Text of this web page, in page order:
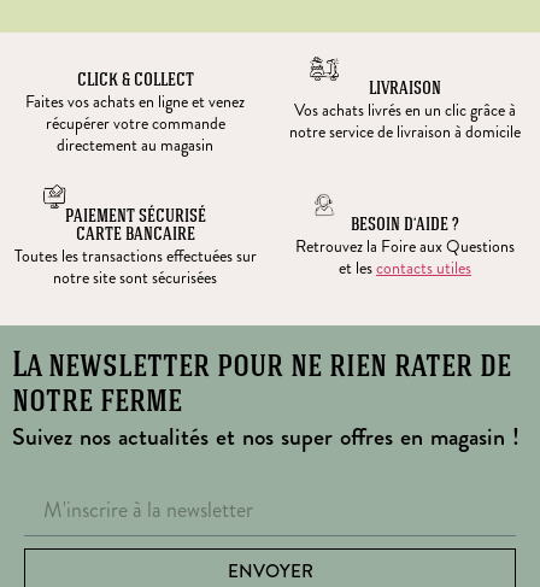
CLICK & COLLECT
Faites vos achats en ligne et venez
récupérer votre commande
directement au magasin
LIVRAISON
Vos achats livrés en un clic grâce à
notre service de livraison à domicile
PAIEMENT SÉCURISÉ
CARTE BANCAIRE
Toutes les transactions effectuées sur
notre site sont sécurisées
BESOIN D’AIDE ?
Retrouvez la Foire aux Questions
et lescontacts utiles
La newsletter pour ne rien rater de
notre ferme
Suivez nos actualités et nos super offres en magasin !
ENVOYER